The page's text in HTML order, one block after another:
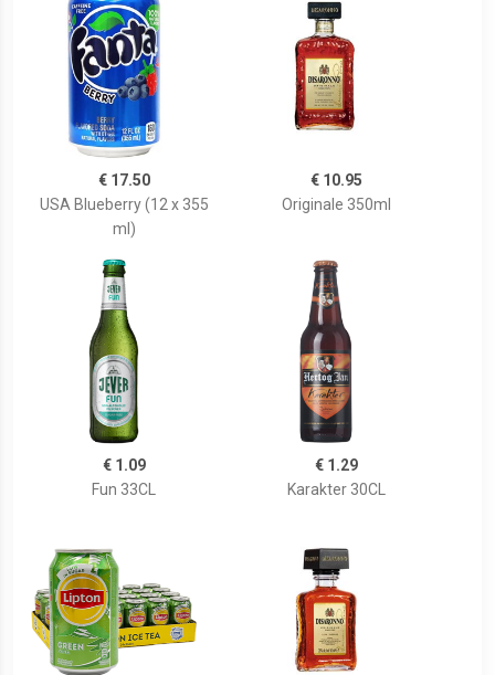
€ 17.50
USA Blueberry (12 x 355
ml)
€ 10.95
Originale 350ml
€ 1.09
Fun 33CL
€ 1.29
Karakter 30CL